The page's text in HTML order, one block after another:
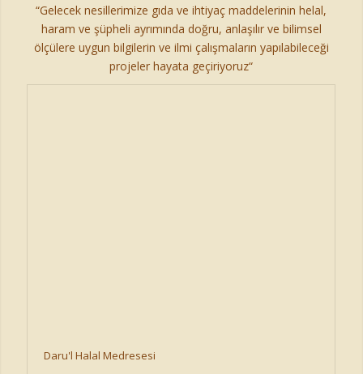
“Gelecek nesillerimize gıda ve ihtiyaç maddelerinin helal,
haram ve şüpheli ayrımında doğru, anlaşılır ve bilimsel
ölçülere uygun bilgilerin ve ilmi çalışmaların yapılabileceği
projeler hayata geçiriyoruz“
Daru'l Halal Medresesi